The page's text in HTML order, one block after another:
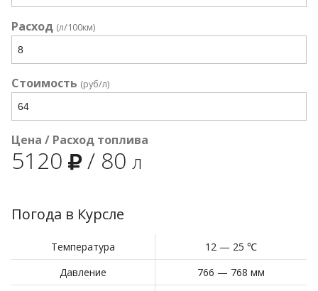
Расход (л/100км)
Стоимость (руб/л)
Цена / Расход топлива
5120 / 80 л
Погода в Курсле
Температура
12 — 25 ℃
Давление
766 — 768 мм